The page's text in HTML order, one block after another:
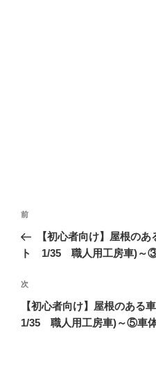
投
ナ
ゲ
ー
シ
前
の
投
前
【初心者向け】屋根の
ト 1/35 職人用工房車)～③
次
の
投
次
【初心者向け】屋根のある
1/35 職人用工房車)～⑤車